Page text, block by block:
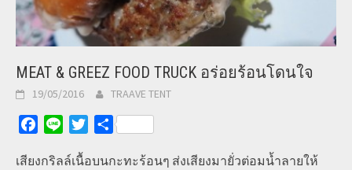
MEAT & GREEZ FOOD TRUCK อร่อยร้อนโดนใจ
19/05/2016 TRAAVE TENT
Facebook
Line TwitterShare
เสียงกริลล์เนื้อบนกะทะร้อนๆ ส่งเสียงมายั่วต่อมน้ำลายให้